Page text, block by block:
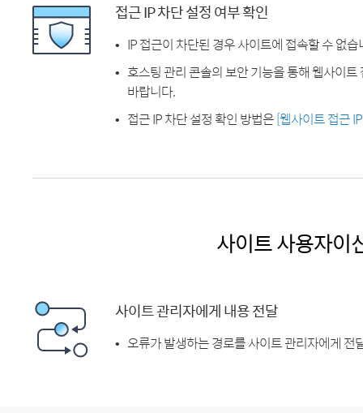
접근 IP 차단 설정 여부 확인
IP 접근이 차단된 경우 사이트에 접속할 수 없습
호스팅 관리 콘솔의 보안 기능을 통해 웹사이
바랍니다.
접근 IP 차단 설정 확인 방법은[웹사이트 접근
사이트 사용자이
사이트 관리자에게 내용 전달
오류가 발생하는 경로를 사이트 관리자에게 전